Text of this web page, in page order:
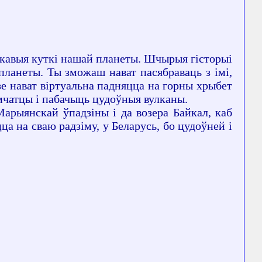
куткі нашай планеты. Шчырыя гісторыі
Ты зможаш нават пасябраваць з імі,
нават віртуальна падняцца на горны хрыбет
і пабачыць цудоўныя вулканы.
ўпадзіны і да возера Байкал, каб
на сваю радзіму, у Беларусь, бо цудоўней і